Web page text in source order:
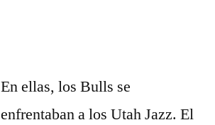
En ellas, los Bulls se
enfrentaban a los Utah Jazz. El